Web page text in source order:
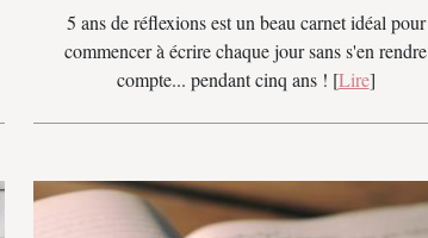
5 ans de réflexions est un beau carnet idéal pour
commencer à écrire chaque jour sans s'en rendre
compte... pendant cinq ans ! [Lire]